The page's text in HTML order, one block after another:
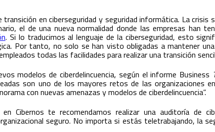
en ciberseguridad y seguridad informática. La crisis
el de una nueva normalidad donde las empresas han
. Si lo traducimos al lenguaje de la ciberseguridad, esto
Por tanto, no solo se han visto obligadas a mantener
todas las facilidades para realizar una transición
modelos de ciberdelincuencia, según el informe Business
son uno de los mayores retos de las organizaciones
con nuevas amenazas y modelos de ciberdelincuencia”.
Cibernos te recomendamos realizar una auditoría de
seguro. No importa si estás teletrabajando, la